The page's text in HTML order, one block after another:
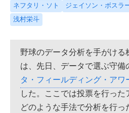
ネフタリ・ソト
ジェイソン・ボスラ
浅村栄斗
野球のデータ分析を手がける
は、先日、データで選ぶ守備
タ・フィールディング・アワ
した。ここでは投票を行っ
どのような手法で分析を行